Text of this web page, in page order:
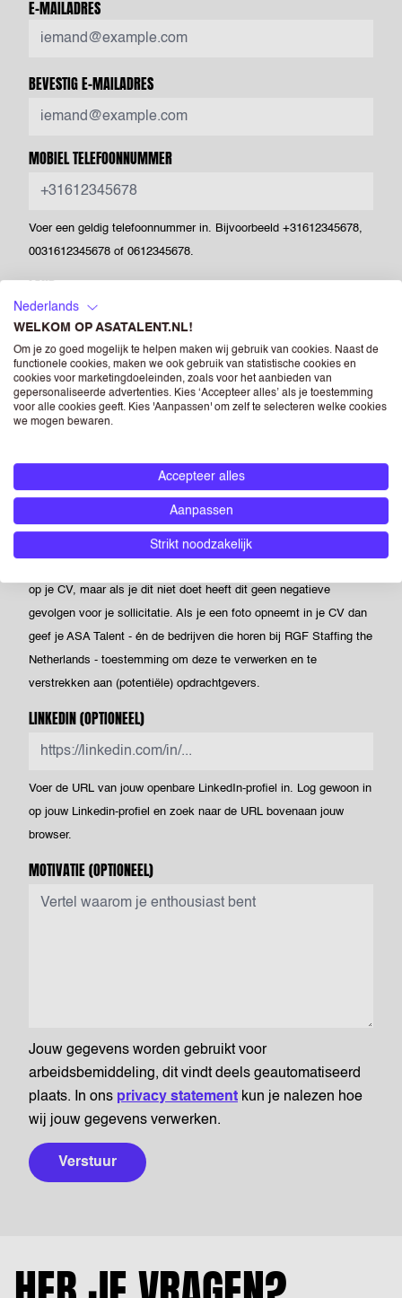
E-MAILADRES
BEVESTIG E-MAILADRES
MOBIEL TELEFOONNUMMER
Voer een geldig telefoonnummer in. Bijvoorbeeld +31612345678,
0031612345678 of 0612345678.
LAND
POSTCODE
(OPTIONEEL)
Powered by PQINA
Drag & Drop je bestanden of
Upload hier jouw CV. Dit is je visitekaartje voor ons én voor
op je CV, maar als je dit niet doet heeft dit geen negatieve
gevolgen voor je sollicitatie. Als je een foto opneemt in je CV dan
geef je ASA Talent - én de bedrijven die horen bij RGF Staffing the
Netherlands - toestemming om deze te verwerken en te
verstrekken aan (potentiële) opdrachtgevers.
LINKEDIN(OPTIONEEL)
Voer de URL van jouw openbare LinkedIn-profiel in. Log gewoon in
op jouw Linkedin-profiel en zoek naar de URL bovenaan jouw
browser.
MOTIVATIE(OPTIONEEL)
Jouw gegevens worden gebruikt voor
arbeidsbemiddeling, dit vindt deels geautomatiseerd
plaats. In ons privacy statement kun je nalezen hoe
wij jouw gegevens verwerken.
Verstuur
Nederlands
WELKOM OP ASATALENT.NL!
Om je zo goed mogelijk te helpen maken wij gebruik van cookies. Naast de
functionele cookies, maken we ook gebruik van statistische cookies en
cookies voor marketingdoeleinden, zoals voor het aanbieden van
gepersonaliseerde advertenties. Kies ‘Accepteer alles’ als je toestemming
voor alle cookies geeft. Kies 'Aanpassen' om zelf te selecteren welke cookies
we mogen bewaren.
Accepteer alles
Aanpassen
Strikt noodzakelijk